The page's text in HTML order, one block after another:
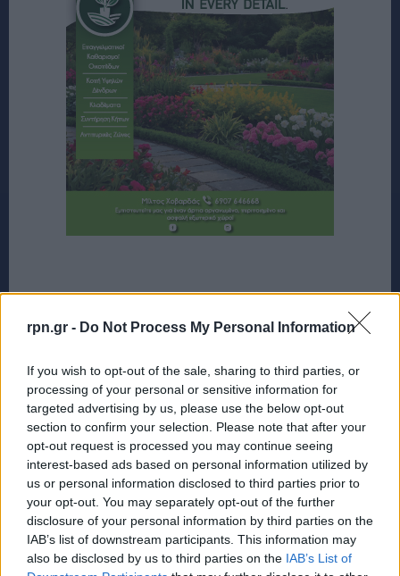
rpn.gr - Do Not Process My Personal Information
If you wish to opt-out of the sale, sharing to third parties, or
processing of your personal or sensitive information for
targeted advertising by us, please use the below opt-out
section to confirm your selection. Please note that after your
opt-out request is processed you may continue seeing
interest-based ads based on personal information utilized by
us or personal information disclosed to third parties prior to
your opt-out. You may separately opt-out of the further
disclosure of your personal information by third parties on the
IAB’s list of downstream participants. This information may
also be disclosed by us to third parties on the IAB’s List of